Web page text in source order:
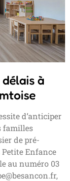
à
d’anticiper
familles
de pré-
Enfance
au numéro 03
,